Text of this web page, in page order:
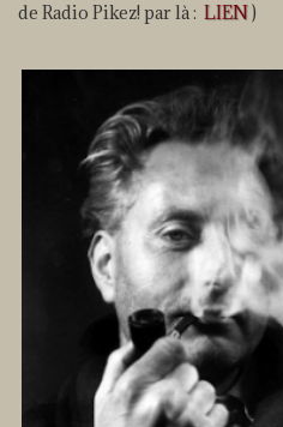
de Radio Pikez! par là : LIEN)